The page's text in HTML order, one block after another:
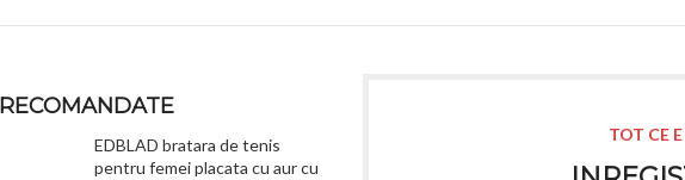
RECOMANDATE
EDBLAD bratara de tenis
pentru femei placata cu aur cu
TOT CE